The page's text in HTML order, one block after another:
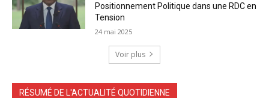
Positionnement Politique dans une RDC en
Tension
24 mai 2025
Voir plus
RÉSUMÉ DE L'ACTUALITÉ QUOTIDIENNE